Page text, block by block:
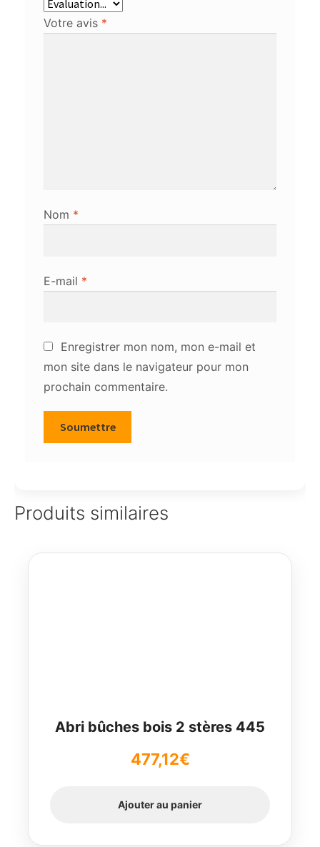
Votre avis *
Nom *
E-mail *
Enregistrer mon nom, mon e-mail et
mon site dans le navigateur pour mon
prochain commentaire.
Produits similaires
Abri bûches bois 2 stères 445
477,12€
Ajouter au panier